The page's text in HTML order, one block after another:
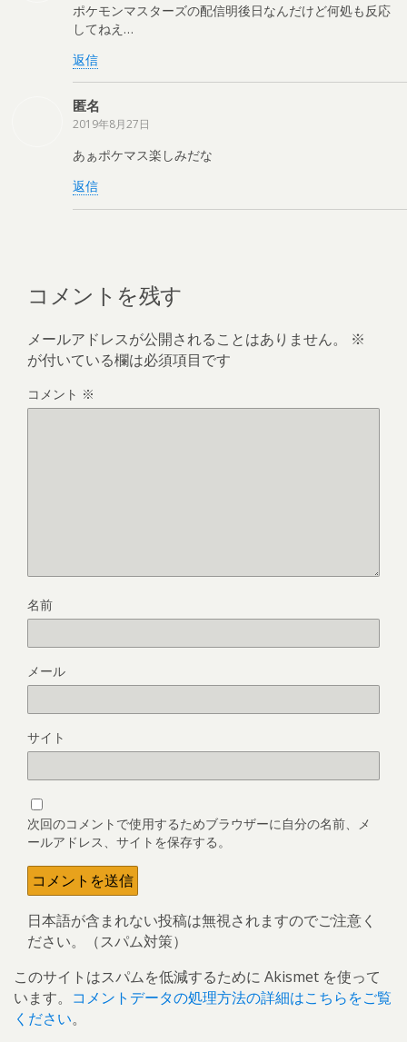
ポケモンマスターズの配信明後日なんだけど何処も反応
してねえ…
返信
匿名
2019年8月27日
あぁポケマス楽しみだな
返信
コメントを残す
メールアドレスが公開されることはありません。
※
が付いている欄は必須項目です
コメント ※
名前
メール
サイト
次回のコメントで使用するためブラウザーに自分の名前、メ
ールアドレス、サイトを保存する。
日本語が含まれない投稿は無視されますのでご注意く
ださい。（スパム対策）
このサイトはスパムを低減するために Akismet を使って
います。 コメントデータの処理方法の詳細はこちらをご覧
ください。